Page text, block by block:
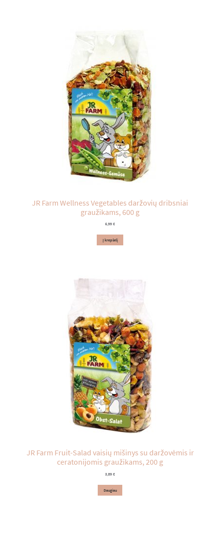
JR Farm Wellness Vegetables daržovių dribsniai
graužikams, 600 g
6,99 €
Į krepšelį
JR Farm Fruit-Salad vaisių mišinys su daržovėmis ir
ceratonijomis graužikams, 200 g
3,89 €
Daugiau